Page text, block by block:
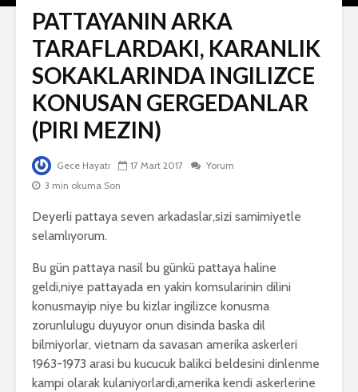
PATTAYANIN ARKA
TARAFLARDAKI, KARANLIK
SOKAKLARINDA INGILIZCE
KONUSAN GERGEDANLAR
(PIRI MEZIN)
Gece Hayatı 17 Mart 2017
Yorum
3 min okuma Son
Deyerli pattaya seven arkadaslar,sizi samimiyetle
selamlıyorum.
Bu gün pattaya nasil bu günkü pattaya haline
geldi,niye pattayada en yakin komsularinin dilini
konusmayip niye bu kizlar ingilizce konusma
zorunlulugu duyuyor onun disinda baska dil
bilmiyorlar, vietnam da savasan amerika askerleri
1963-1973 arasi bu kucucuk balikci beldesini dinlenme
kampi olarak kulaniyorlardi,amerika kendi askerlerine